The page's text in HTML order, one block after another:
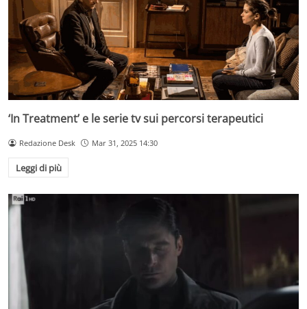
‘In Treatment’ e le serie tv sui percorsi terapeutici
Redazione Desk Mar 31, 2025 14:30
Leggi di più